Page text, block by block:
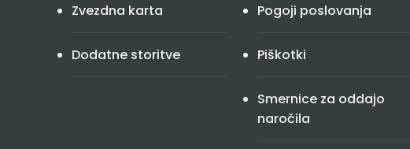
Zvezdna karta
Dodatne storitve
Pogoji poslovanja
Piškotki
Smernice za oddajo
naročila